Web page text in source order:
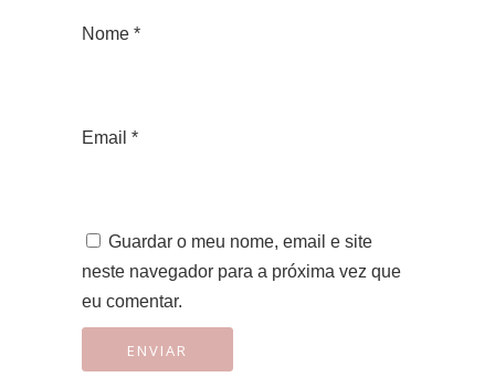
Nome *
Email *
Guardar o meu nome, email e site
neste navegador para a próxima vez que
eu comentar.